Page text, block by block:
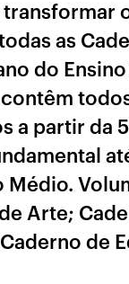
as
do
a partir da
Médio.
Arte;
de